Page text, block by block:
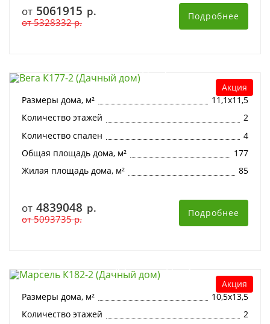
от 5061915 р.
от5328332р.
Подробнее
Акция
Размеры дома, м²
11,1х11,5
Количество этажей
2
Количество спален
4
Общая площадь дома, м²
177
Жилая площадь дома, м²
85
от 4839048 р.
от5093735р.
Подробнее
Акция
Размеры дома, м²
10,5х13,5
Количество этажей
2